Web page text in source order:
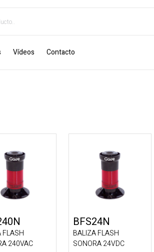
Vídeos Contacto
FLASH
240VAC
BFS24N
BALIZA FLASH
SONORA 24VDC